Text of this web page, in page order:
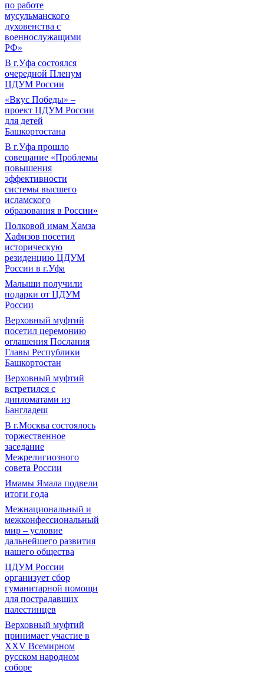
по работе
мусульманского
духовенства с
военнослужащими
РФ»
В г.Уфа состоялся
очередной Пленум
ЦДУМ России
«Вкус Победы» –
проект ЦДУМ России
для детей
Башкортостана
В г.Уфа прошло
совещание «Проблемы
повышения
эффективности
системы высшего
исламского
образования в России»
Полковой имам Хамза
Хафизов посетил
историческую
резиденцию ЦДУМ
России в г.Уфа
Малыши получили
подарки от ЦДУМ
России
Верховный муфтий
посетил церемонию
оглашения Послания
Главы Республики
Башкортостан
Верховный муфтий
встретился с
дипломатами из
Бангладеш
В г.Москва состоялось
торжественное
заседание
Межрелигиозного
совета России
Имамы Ямала подвели
итоги года
Межнациональный и
межконфессиональный
мир – условие
дальнейшего развития
нашего общества
ЦДУМ России
организует сбор
гуманитарной помощи
для пострадавших
палестинцев
Верховный муфтий
принимает участие в
XXV Всемирном
русском народном
соборе